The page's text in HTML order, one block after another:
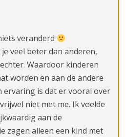
veranderd
veel beter dan anderen,
Waardoor kinderen
worden en aan de andere
ervaring is dat er vooral over
niet met me. Ik voelde
aan de
zagen alleen een kind met